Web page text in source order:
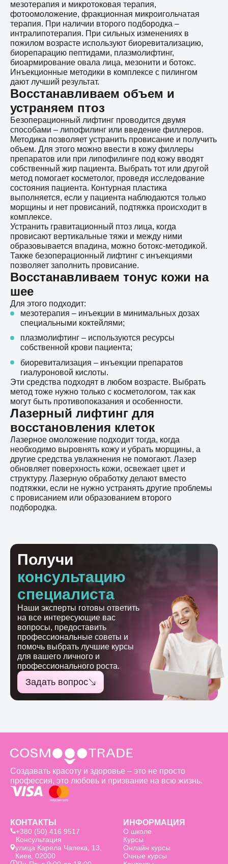
мезотерапия и микротоковая терапия,
фотоомоложение, фракционная микроигольчатая
терапия. При наличии второго подбородка –
интралипотерапия. При сильных изменениях в
пожилом возрасте используют биоревитализацию,
биорепарацию пептидами, плазмолифтинг,
биоармирование овала лица, мезонити и ботокс.
Инъекционные методики в комплексе с пилингом
дают лучший результат.
Восстанавливаем объем и
устраняем птоз
Безоперационный лифтинг проводится двумя
способами – липофилинг или введение филлеров.
Методика позволяет устранить провисание и получить
объем. Для этого можно ввести в кожу филлеры
препаратов или при липофилинге под кожу вводят
собственный жир пациента. Выбрать тот или другой
метод помогает косметолог, проведя исследование
состояния пациента. Контурная пластика
выполняется, если у пациента наблюдаются только
морщины и нет провисаний, подтяжка происходит в
комплексе.
Устранить гравитационный птоз лица, когда
провисают вертикальные тяжи и между ними
образовывается впадина, можно ботокс-методикой.
Также безоперационный лифтинг с инъекциями
позволяет заполнить провисание.
Восстанавливаем тонус кожи на
шее
Для этого подходит:
мезотерапия – инъекции в минимальных дозах
специальными коктейлями;
плазмолифтинг – используются ресурсы
собственной крови пациента;
биоревитализация – инъекции препаратов
гиалуроновой кислоты.
Эти средства подходят в любом возрасте. Выбрать
метод тоже нужно только с косметологом, так как
могут быть противопоказания и особенности.
Лазерный лифтинг для
восстановления клеток
Лазерное омоложение подходит тогда, когда
необходимо выровнять кожу и убрать морщины, а
другие средства увлажнения не помогают. Лазер
обновляет поверхность кожи, освежает цвет и
структуру. Лазерную обработку делают вместо
подтяжки, если не нужно устранять другие проблемы
с провисанием или образованием второго
подбородка.
Получи
консультацию
специалиста
Наши эксперты готовы ответить
на все интересующие вас
вопросы, предоставить
профессиональные советы и
помочь выбрать лучшие курсы
для вашего личного и
профессионального роста.
Задать вопрос
Создавать красоту и здоровье – это не просто
профессия, это любовь и призвание на всю жизнь.
КОНТАКТЫ
+380 (50) 416 9517
Консультация
улица Карела Чапека, 13,
Киев, 02000
ИНФОРМАЦИЯ
О школе
Курсы
Онлайн курсы
Очные курсы